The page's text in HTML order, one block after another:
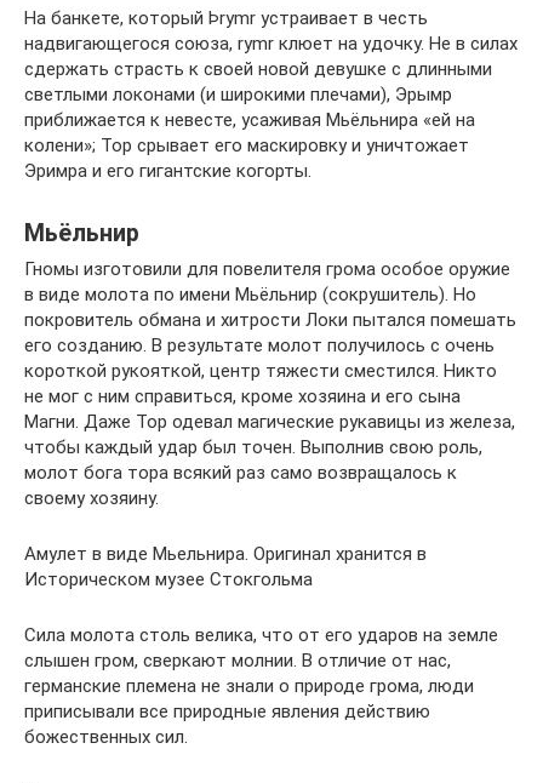
На банкете, который Þrymr устраивает в честь
надвигающегося союза, rymr клюет на удочку. Не в силах
сдержать страсть к своей новой девушке с длинными
светлыми локонами (и широкими плечами), Эрымр
приближается к невесте, усаживая Мьёльнира «ей на
колени»; Тор срывает его маскировку и уничтожает
Эримра и его гигантские когорты.
Мьёльнир
Гномы изготовили для повелителя грома особое оружие
в виде молота по имени Мьёльнир (сокрушитель). Но
покровитель обмана и хитрости Локи пытался помешать
его созданию. В результате молот получилось с очень
короткой рукояткой, центр тяжести сместился. Никто
не мог с ним справиться, кроме хозяина и его сына
Магни. Даже Тор одевал магические рукавицы из железа,
чтобы каждый удар был точен. Выполнив свою роль,
молот бога тора всякий раз само возвращалось к
своему хозяину.
Амулет в виде Мьельнира. Оригинал хранится в
Историческом музее Стокгольма
Сила молота столь велика, что от его ударов на земле
слышен гром, сверкают молнии. В отличие от нас,
германские племена не знали о природе грома, люди
приписывали все природные явления действию
божественных сил.